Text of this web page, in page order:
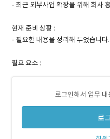
- 최근 외부사업 확장을 위해 회사
현재 준비 상황 :
- 필요한 내용을 정리해 두었습니다.
필요 요소 :
로그인해서 업무
로